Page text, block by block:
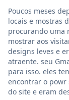
Poucos meses
locais e mostras
procurando uma
mostrar aos
designs leves e
atraente. seu
para isso. eles
encontrar o
do site e eram